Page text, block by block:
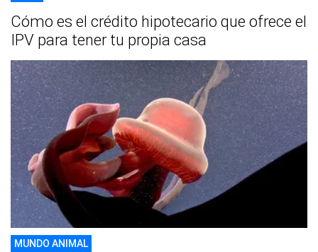
Cómo es el crédito hipotecario que ofrece el
IPV para tener tu propia casa
MUNDO ANIMAL